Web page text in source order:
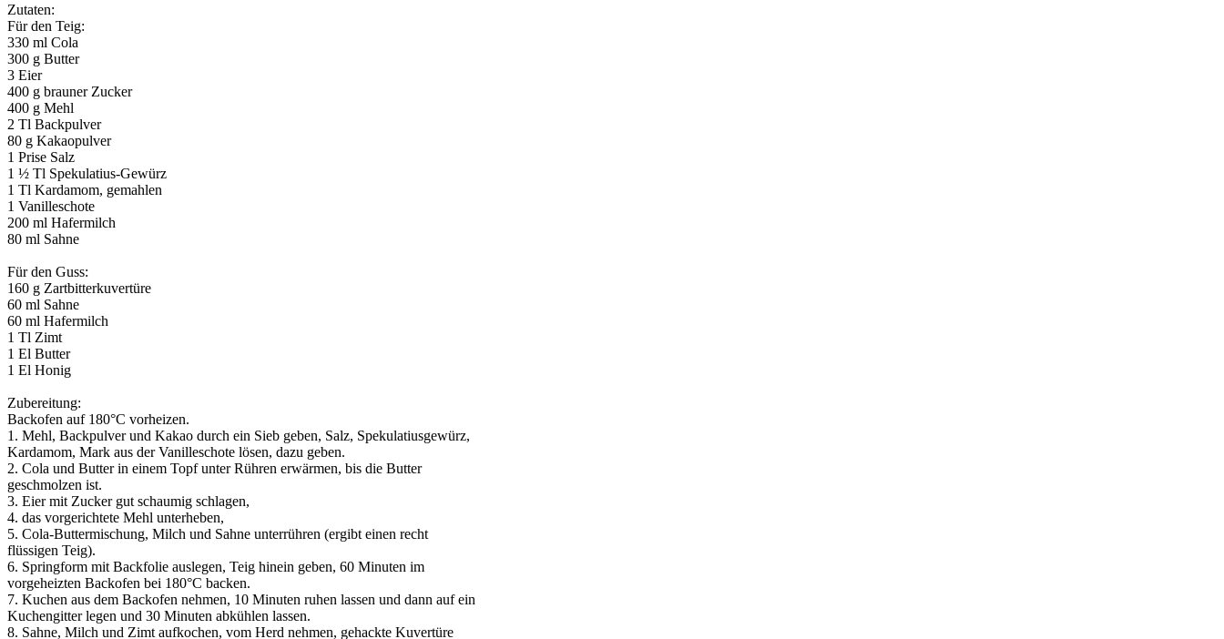
Zutaten:
Für den Teig:
330 ml Cola
300 g Butter
3 Eier
400 g brauner Zucker
400 g Mehl
2 Tl Backpulver
80 g Kakaopulver
1 Prise Salz
1 ½ Tl Spekulatius-Gewürz
1 Tl Kardamom, gemahlen
1 Vanilleschote
200 ml Hafermilch
80 ml Sahne
Für den Guss:
160 g Zartbitterkuvertüre
60 ml Sahne
60 ml Hafermilch
1 Tl Zimt
1 El Butter
1 El Honig
Zubereitung:
Backofen auf 180°C vorheizen.
1. Mehl, Backpulver und Kakao durch ein Sieb geben, Salz, Spekulatiusgewürz,
Kardamom, Mark aus der Vanilleschote lösen, dazu geben.
2. Cola und Butter in einem Topf unter Rühren erwärmen, bis die Butter
geschmolzen ist.
3. Eier mit Zucker gut schaumig schlagen,
4. das vorgerichtete Mehl unterheben,
5. Cola-Buttermischung, Milch und Sahne unterrühren (ergibt einen recht
flüssigen Teig).
6. Springform mit Backfolie auslegen, Teig hinein geben, 60 Minuten im
vorgeheizten Backofen bei 180°C backen.
7. Kuchen aus dem Backofen nehmen, 10 Minuten ruhen lassen und dann auf ein
Kuchengitter legen und 30 Minuten abkühlen lassen.
8. Sahne, Milch und Zimt aufkochen, vom Herd nehmen, gehackte Kuvertüre